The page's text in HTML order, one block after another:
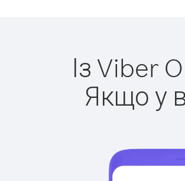
Із Viber
Якщо у